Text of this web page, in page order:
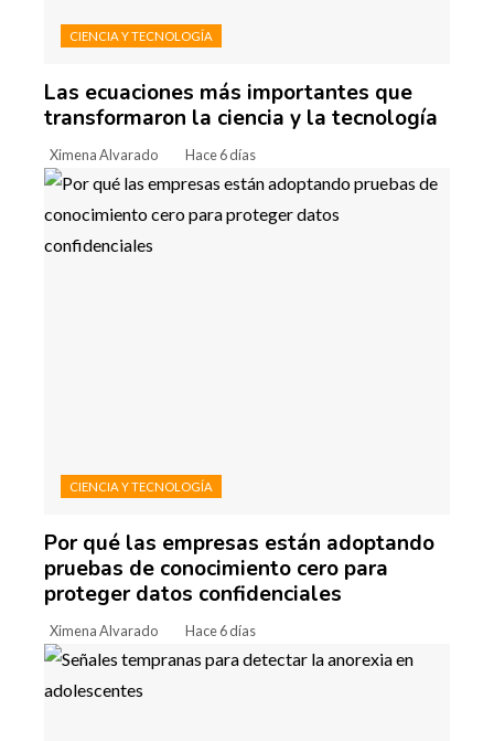
CIENCIA Y TECNOLOGÍA
Las ecuaciones más importantes que
transformaron la ciencia y la tecnología
Ximena Alvarado Hace 6 días
CIENCIA Y TECNOLOGÍA
Por qué las empresas están adoptando
pruebas de conocimiento cero para
proteger datos confidenciales
Ximena Alvarado Hace 6 días